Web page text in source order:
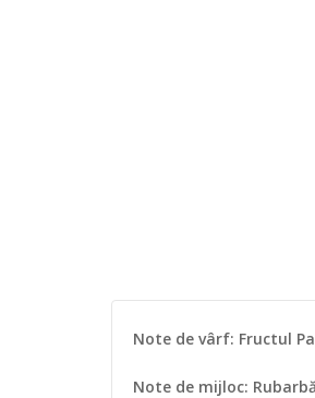
Note de vârf: Fructul
Note de mijloc: